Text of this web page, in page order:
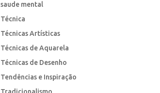
saude mental
Técnica
Técnicas Artísticas
Técnicas de Aquarela
Técnicas de Desenho
Tendências e Inspiração